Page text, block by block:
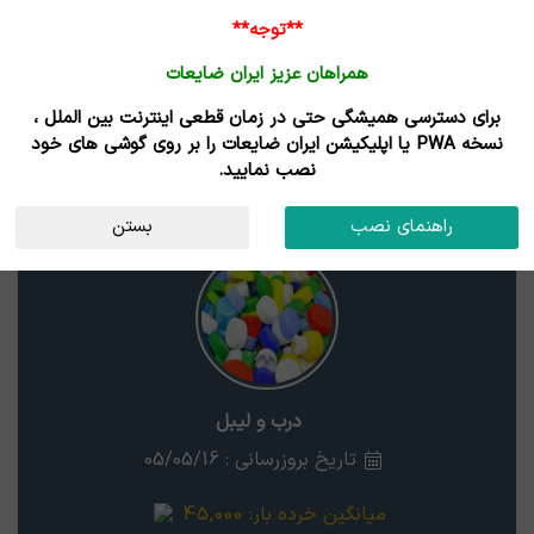
نتایج جستجوی قیمت
استان
درب و لیبل
تاریخ بروزرسانی : 05/05/16
میانگین خرده بار: 45,000
**توجه**
همراهان عزیز ایران ضایعات
برای دسترسی همیشگی حتی در زمان قطعی اینترنت بین الملل ،
نسخه PWA یا اپلیکیشن ایران ضایعات را بر روی گوشی های خود
نصب نمایید.
راهنمای نصب بستن